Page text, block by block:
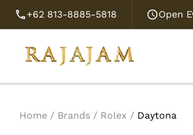
+62 813-8885-5818 Open
Home / Brands / Rolex / Daytona